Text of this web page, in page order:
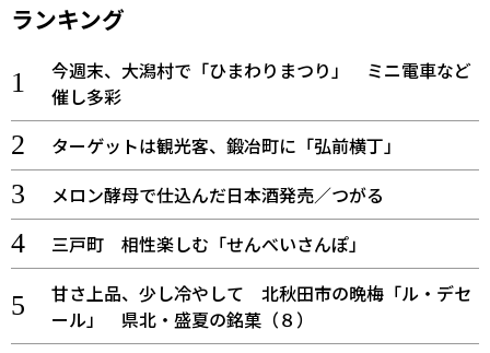
ランキング
今週末、大潟村で「ひまわりまつり」 ミニ電車など
催し多彩
ターゲットは観光客、鍛冶町に「弘前横丁」
メロン酵母で仕込んだ日本酒発売／つがる
三戸町 相性楽しむ「せんべいさんぽ」
甘さ上品、少し冷やして 北秋田市の晩梅「ル・デセ
ール」 県北・盛夏の銘菓（８）